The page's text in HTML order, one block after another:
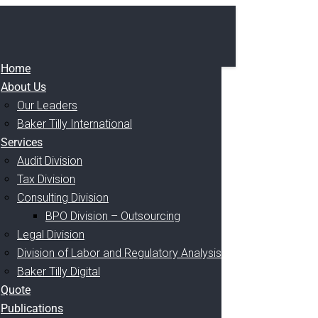
Home
About Us
Our Leaders
Baker Tilly International
Services
Audit Division
Tax Division
Consulting Division
BPO Division – Outsourcing
Legal Division
Division of Labor and Regulatory Analysis
Baker Tilly Digital
Quote
Publications